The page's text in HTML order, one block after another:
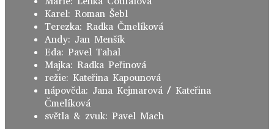
Karel: Roman Šebl
Terezka: Radka Čmelíková
Andy: Jan Menšík
Eda: Pavel Tahal
Majka: Radka Peřinová
režie: Kateřina Kapounová
nápověda: Jana Kejmarová / Kateřina
Čmelíková
světla & zvuk: Pavel Mach